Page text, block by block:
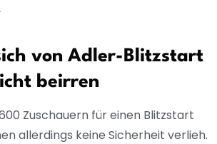
von Adler-Blitzstart
beirren
Zuschauern für einen Blitzstart
allerdings keine Sicherheit verlieh.